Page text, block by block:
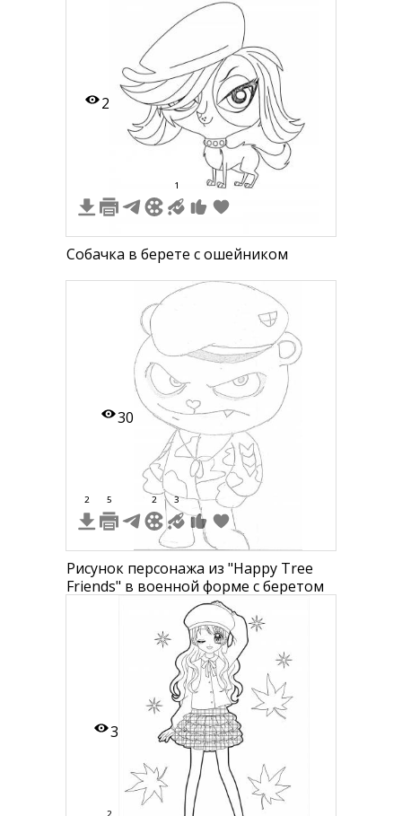
2
1
Собачка в берете с ошейником
30
2 5 2 3
Рисунок персонажа из "Happy Tree
Friends" в военной форме с беретом
3